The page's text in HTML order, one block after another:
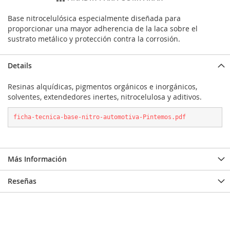
Base nitrocelulósica especialmente diseñada para
proporcionar una mayor adherencia de la laca sobre el
sustrato metálico y protección contra la corrosión.
Details
Resinas alquídicas, pigmentos orgánicos e inorgánicos,
solventes, extendedores inertes, nitrocelulosa y aditivos.
ficha-tecnica-base-nitro-automotiva-Pintemos.pdf
Más Información
Reseñas